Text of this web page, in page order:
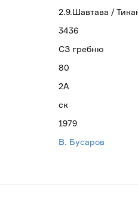
2.9.Шавтава /
3436
СЗ гребню
80
2А
ск
1979
В. Бусаров